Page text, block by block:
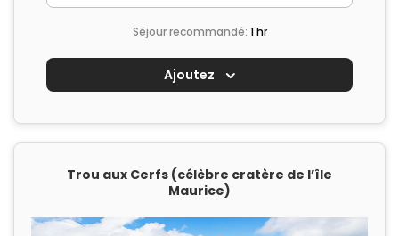
Séjour recommandé: 1 hr
Ajoutez
Trou aux Cerfs (célèbre cratère de l’île
Maurice)